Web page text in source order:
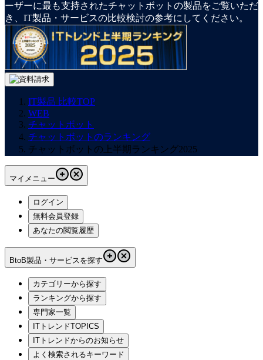
ーザーに最も支持されたチャットボットの製品をご覧いただ
き、IT製品・サービスの比較検討の参考にしてください。
IT製品 比較TOP
WEB
チャットボット
チャットボットのランキング
チャットボットの上半期ランキング2025
マイメニュー
ログイン
無料会員登録
あなたの閲覧履歴
BtoB製品・サービスを探す
カテゴリーから探す
ランキングから探す
専門家一覧
ITトレンドTOPICS
ITトレンドからのお知らせ
よく検索されるキーワード